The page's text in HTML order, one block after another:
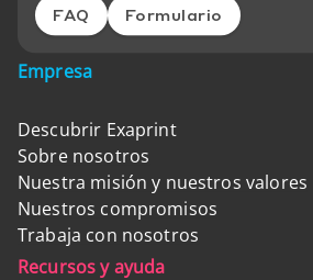
FAQ Formulario
Empresa
Descubrir Exaprint
Sobre nosotros
Nuestra misión y nuestros valores
Nuestros compromisos
Trabaja con nosotros
Recursos y ayuda